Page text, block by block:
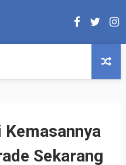
Kemasannya
Sekarang